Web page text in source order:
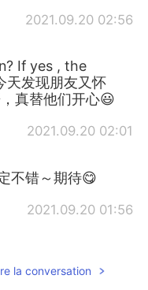
2021.09.20 02:56
If yes , the
天发现朋友又怀
真替他们开心😃
2021.09.20 02:01
不错～期待😋
2021.09.20 01:56
la conversation